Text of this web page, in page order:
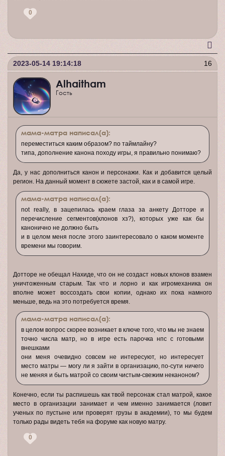
0
16
2023-05-14 19:14:18
Alhaitham
Гость
мама-матра написал(а):
переместиться каким образом? по таймлайну?
типа, дополнение канона походу игры, я правильно понимаю?
Да, у нас дополниться канон и персонажи. Как и добавится целый
регион. На данный момент в сюжете застой, как и в самой игре.
мама-матра написал(а):
not really, в зацепилась краем глаза за анкету Дотторе и
перечисление сегментов(клонов хз?), которых уже как бы
канонично не должно быть
и в целом меня после этого заинтересовало о каком моменте
времени мы говорим.
Дотторе не обещал Нахиде, что он не создаст новых клонов взамен
уничтоженным старым. Так что и лорно и как игромеханика он
вполне может воссоздать свои копии, однако их пока намного
меньше, ведь на это потребуется время.
мама-матра написал(а):
в целом вопрос скорее возникает в ключе того, что мы не знаем
точно числа матр, но в игре есть парочка нпс с готовыми
внешками
они меня очевидно совсем не интересуют, но интересует
место матры — могу ли я зайти в организацию, по-сути ничего
не меняя и быть матрой со своим чистым-свежим неканоном?
Конечно, если ты распишешь как твой персонаж стал матрой, какое
место в организации занимает и чем именно занимается (ловит
ученых по пустыне или проверят грузы в академии), то мы будем
только рады видеть тебя на форуме как новую матру.
0